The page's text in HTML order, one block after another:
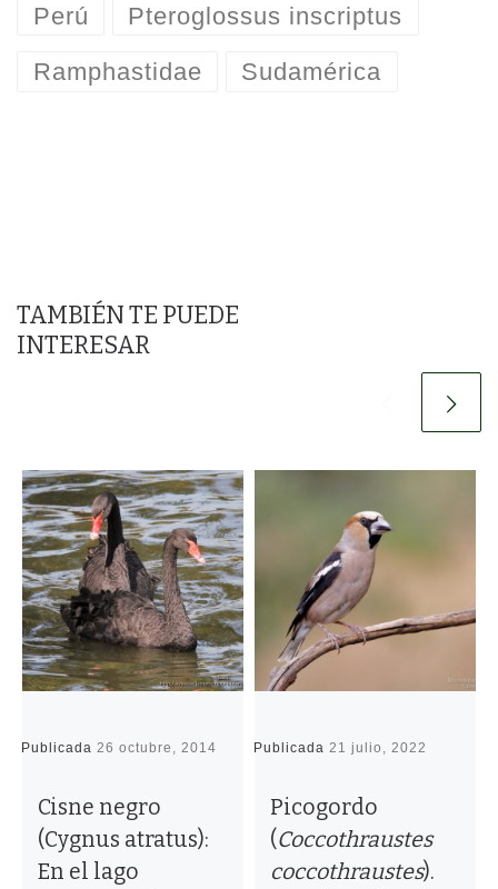
Perú Pteroglossus inscriptus
Ramphastidae Sudamérica
TAMBIÉN TE PUEDE
INTERESAR
Publicada26 octubre, 2014
Cisne negro
(Cygnus atratus):
En el lago
Publicada21 julio, 2022
Picogordo
(Coccothraustes
coccothraustes).